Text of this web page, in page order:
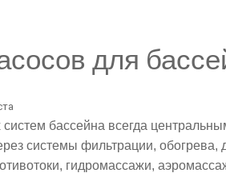
для
бассейна всегда
системы фильтрации,
гидромассажи,